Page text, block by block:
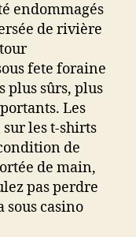
endommagés
de rivière
fete foraine
plus sûrs, plus
Les
les t-shirts
de
de main,
pas perdre
casino